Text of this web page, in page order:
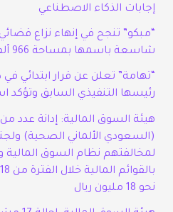
إجابات الذكاء الاصطناعي
“مبكو” تنجح في إنهاء نزاع
شاسعة باسمها بمساحة 966 ألف متر مربع
“تهامة” تعلن عن قرار ابتدائي
رئيسها التنفيذي السابق وتؤكد
هيئة السوق المالية: إدانة عدد
(السعودي الألماني الصحية)
لمخالفتهم نظام السوق المالية
نحو 18 مليون ريال